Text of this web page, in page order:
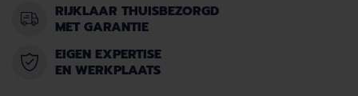
RIJKLAAR THUISBEZORGD
MET GARANTIE
EIGEN EXPERTISE
EN WERKPLAATS